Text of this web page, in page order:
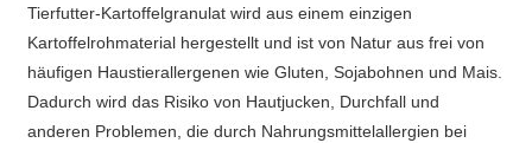
Tierfutter-Kartoffelgranulat wird aus einem einzigen
Kartoffelrohmaterial hergestellt und ist von Natur aus frei von
häufigen Haustierallergenen wie Gluten, Sojabohnen und Mais.
Dadurch wird das Risiko von Hautjucken, Durchfall und
anderen Problemen, die durch Nahrungsmittelallergien bei